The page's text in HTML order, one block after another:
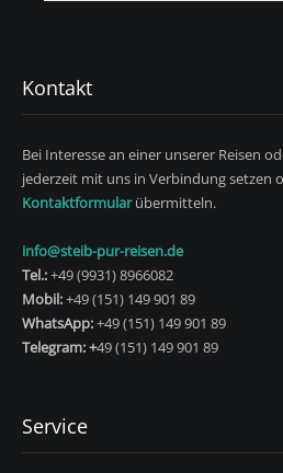
Kontakt
Bei Interesse an einer unserer Reisen
jederzeit mit uns in Verbindung setzen
Kontaktformularübermitteln.
info@steib-pur-reisen.de
Tel.:+49 (9931) 8966082
Mobil:+49 (151) 149 901 89
WhatsApp:+49 (151) 149 901 89
Telegram: +49 (151) 149 901 89
Service